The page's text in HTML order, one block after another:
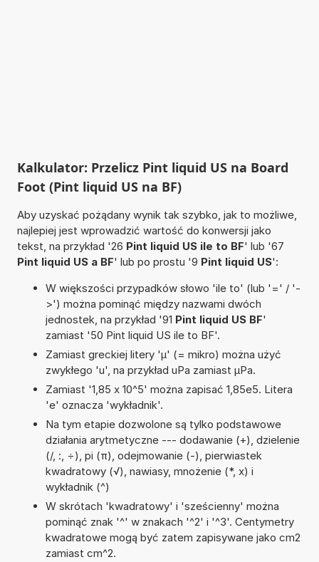
Kalkulator: Przelicz Pint liquid US na Board
Foot (Pint liquid US na BF)
Aby uzyskać pożądany wynik tak szybko, jak to możliwe,
najlepiej jest wprowadzić wartość do konwersji jako
tekst, na przykład '26 Pint liquid US ile to BF' lub '67
Pint liquid US a BF' lub po prostu '9 Pint liquid US':
W większości przypadków słowo 'ile to' (lub '=' / '-
>') można pominąć między nazwami dwóch
jednostek, na przykład '91 Pint liquid US BF'
zamiast '50 Pint liquid US ile to BF'.
Zamiast greckiej litery 'µ' (= mikro) można użyć
zwykłego 'u', na przykład uPa zamiast µPa.
Zamiast '1,85 x 10^5' można zapisać 1,85e5. Litera
'e' oznacza 'wykładnik'.
Na tym etapie dozwolone są tylko podstawowe
działania arytmetyczne --- dodawanie (+), dzielenie
(/, :, ÷), pi (π), odejmowanie (-), pierwiastek
kwadratowy (√), nawiasy, mnożenie (*, x) i
wykładnik (^)
W skrótach 'kwadratowy' i 'sześcienny' można
pominąć znak '^' w znakach '^2' i '^3'. Centymetry
kwadratowe mogą być zatem zapisywane jako cm2
zamiast cm^2.